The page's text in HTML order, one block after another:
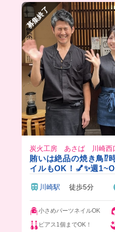
まかないは日替わりで、
モチベUP⤴️間違いなし‼️
色んな人と知り合えて楽
で働いてみない！？
募集終了
炭火工房 あさば 川崎西
賄いは絶品の焼き鳥⁉️
イルもOK！💅✨週
川崎駅 徒歩5分
小さめパーツネイルOK
ピアス1個までOK！